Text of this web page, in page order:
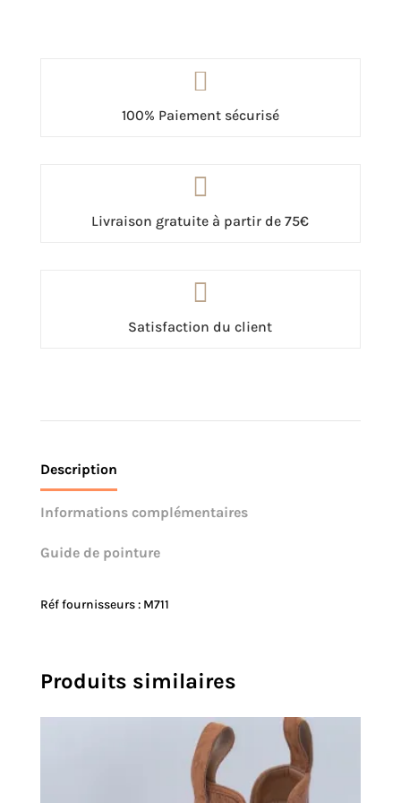

100% Paiement sécurisé

Livraison gratuite à partir de 75€

Satisfaction du client
Description
Informations complémentaires
Guide de pointure
Réf fournisseurs : M711
Produits similaires